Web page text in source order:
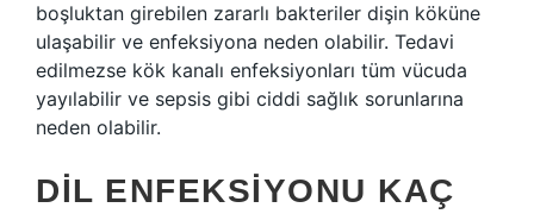
boşluktan girebilen zararlı bakteriler dişin köküne
ulaşabilir ve enfeksiyona neden olabilir. Tedavi
edilmezse kök kanalı enfeksiyonları tüm vücuda
yayılabilir ve sepsis gibi ciddi sağlık sorunlarına
neden olabilir.
DIL ENFEKSIYONU KAÇ